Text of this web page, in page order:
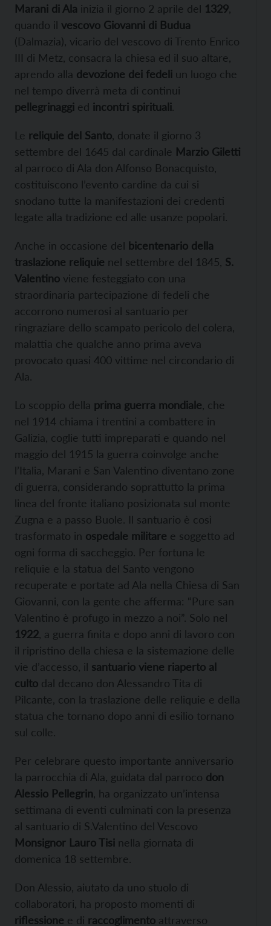
Marani di Ala inizia il giorno 2 aprile del 1329
quando il vescovo Giovanni di Budua
(Dalmazia), vicario del vescovo di Trento Enrico
III di Metz, consacra la chiesa ed il suo altare,
aprendo alla devozione dei fedeli un luogo che
nel tempo diverrà meta di continui
pellegrinaggi ed incontri spirituali.
Le reliquie del Santo , donate il giorno 3
settembre del 1645 dal cardinale Marzio Giletti
al parroco di Ala don Alfonso Bonacquisto,
costituiscono l’evento cardine da cui si
snodano tutte la manifestazioni dei credenti
legate alla tradizione ed alle usanze popolari.
Anche in occasione del bicentenario della
traslazione reliquie nel settembre del 1845, S.
Valentino viene festeggiato con una
straordinaria partecipazione di fedeli che
accorrono numerosi al santuario per
ringraziare dello scampato pericolo del colera,
malattia che qualche anno prima aveva
provocato quasi 400 vittime nel circondario di
Ala.
Lo scoppio della prima guerra mondiale , che
nel 1914 chiama i trentini a combattere in
Galizia, coglie tutti impreparati e quando nel
maggio del 1915 la guerra coinvolge anche
l’Italia, Marani e San Valentino diventano zone
di guerra, considerando soprattutto la prima
linea del fronte italiano posizionata sul monte
Zugna e a passo Buole. Il santuario è così
trasformato in ospedale militare e soggetto ad
ogni forma di saccheggio. Per fortuna le
reliquie e la statua del Santo vengono
recuperate e portate ad Ala nella Chiesa di San
Giovanni, con la gente che afferma: “Pure san
Valentino è profugo in mezzo a noi”. Solo nel
1922 , a guerra finita e dopo anni di lavoro con
il ripristino della chiesa e la sistemazione delle
vie d’accesso, il santuario viene riaperto al
culto dal decano don Alessandro Tita di
Pilcante, con la traslazione delle reliquie e della
statua che tornano dopo anni di esilio tornano
sul colle.
Per celebrare questo importante anniversario
la parrocchia di Ala, guidata dal parroco don
Alessio Pellegrin , ha organizzato un’intensa
settimana di eventi culminati con la presenza
al santuario di S.Valentino del Vescovo
Monsignor Lauro Tisi nella giornata di
domenica 18 settembre.
Don Alessio, aiutato da uno stuolo di
collaboratori, ha proposto momenti di
riflessione e di raccoglimento attraverso